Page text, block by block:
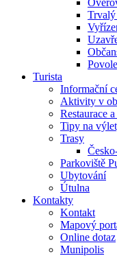
Trvalý
Turista
Informační
Aktivity v
Restaurace
Tipy na
Trasy
Parkoviště
Ubytování
Útulna
Kontakty
Kontakt
Mapový
Online dotaz
Munipolis